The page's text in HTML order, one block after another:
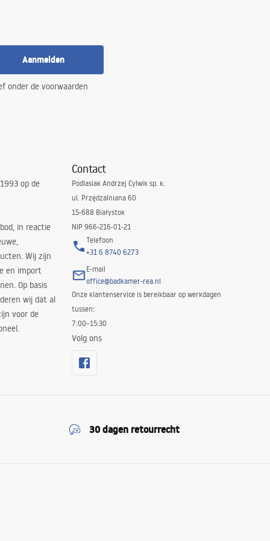
Aanmelden
onder de voorwaarden
op de
in reactie
Wij zijn
en import
Op basis
wij dat al
voor de
Contact
Podlasiak Andrzej Cylwik sp. k.
ul. Przędzalniana 60
15-688 Białystok
NIP 966-216-01-21
Telefoon
+31 6 8740 6273
E-mail
office@badkamer-rea.nl
Onze klantenservice is bereikbaar op werkdagen
tussen:
7:00–15:30
Volg ons
30 dagen retourrecht